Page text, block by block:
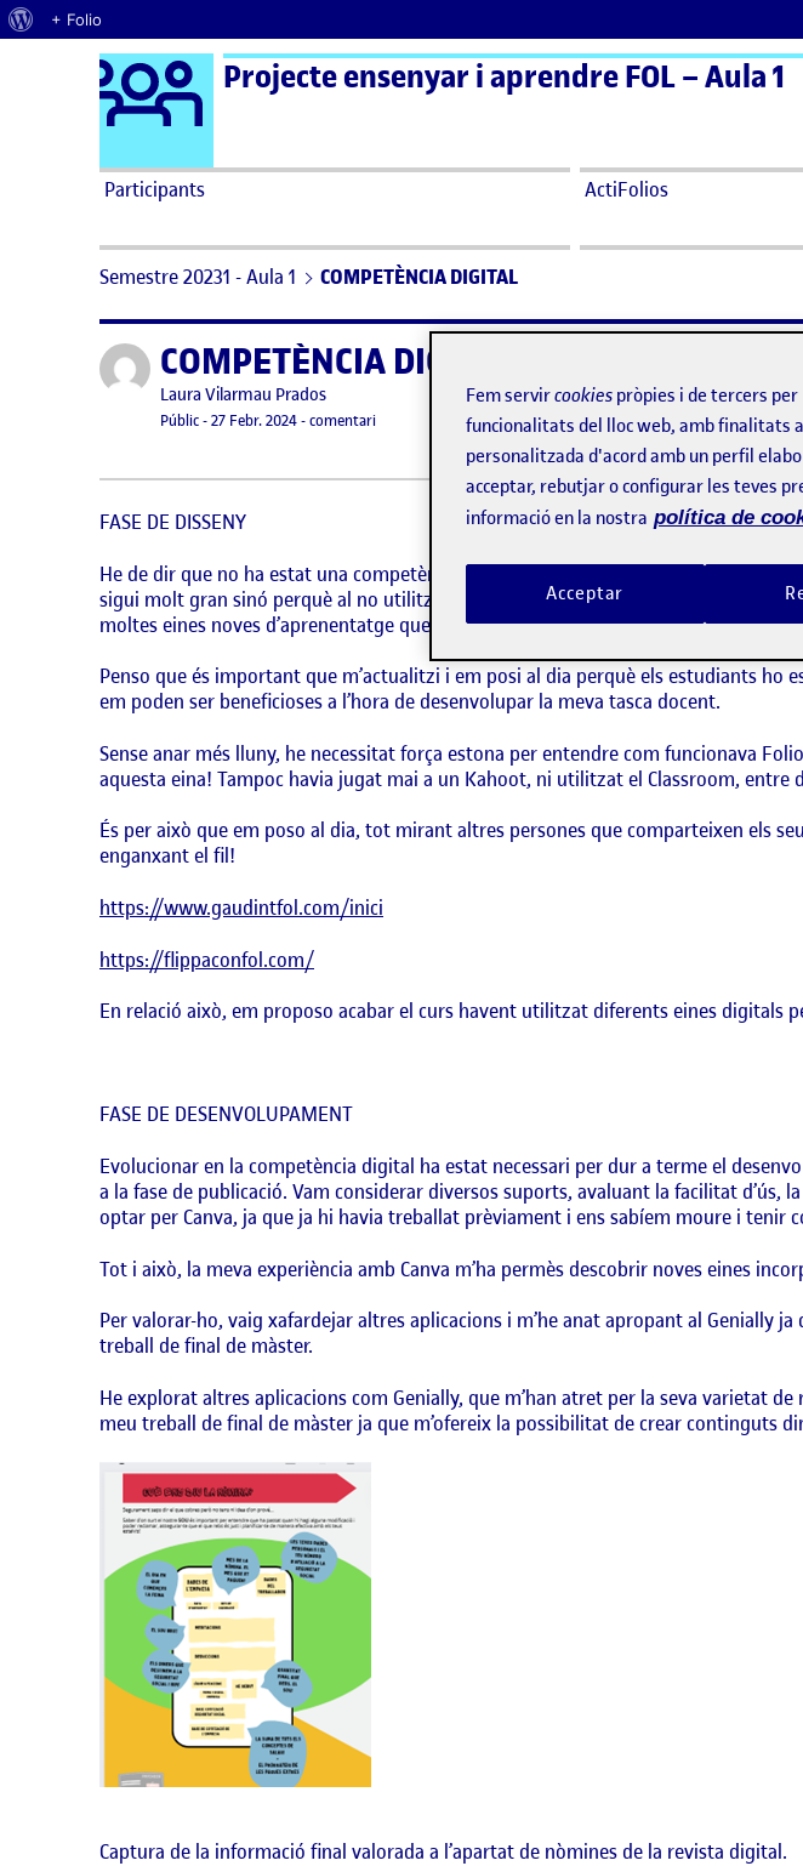
Quant al WordPress
+ Folio
Saltar al contingut Logo Ágora
Projecte ensenyar i aprendre FOL – Aula 1
Participants ActiFolios
Semestre 20231 - Aula 1 COMPETÈNCIA DIGITAL
Publicat perCOMPETÈNCIA DIGITAL
Publicat per
Laura Vilarmau Prados
Visibilitat:
Públic-Data de publicació
27 Febr. 2024-comentariel COMPETÈNCIA DIGITAL
FASE DE DISSENY
He de dir que no ha estat una competència complicada per mi en cap moment de
sigui molt gran sinó perquè al no utilitzar-ne tant o que l’ús quedi reduït allò que
moltes eines noves d’aprenentatge que desconec i que no hi estic gens
Penso que és important que m’actualitzi i em posi al dia perquè els estudiants
em poden ser beneficioses a l’hora de desenvolupar la meva tasca docent.
Sense anar més lluny, he necessitat força estona per entendre com funcionava
aquesta eina! Tampoc havia jugat mai a un Kahoot, ni utilitzat el Classroom, entre
És per això que em poso al dia, tot mirant altres persones que comparteixen els
enganxant el fil!
https://www.gaudintfol.com/inici
https://flippaconfol.com/
En relació això, em proposo acabar el curs havent utilitzat diferents eines digitals
FASE DE DESENVOLUPAMENT
Evolucionar en la competència digital ha estat necessari per dur a terme el
a la fase de publicació. Vam considerar diversos suports, avaluant la facilitat
optar per Canva, ja que ja hi havia treballat prèviament i ens sabíem moure i tenir
Tot i això, la meva experiència amb Canva m’ha permès descobrir noves eines
Per valorar-ho, vaig xafardejar altres aplicacions i m’he anat apropant al Genially
treball de final de màster.
He explorat altres aplicacions com Genially, que m’han atret per la seva varietat
meu treball de final de màster ja que m’ofereix la possibilitat de crear continguts
Captura de la informació final valorada a l’apartat de nòmines de la revista digital.
Fem servircookies pròpies i de tercers
funcionalitats del lloc web, amb
personalitzada d'acord amb un perfil
acceptar, rebutjar o configurar les teves
informació en la nostra política de
Acceptar